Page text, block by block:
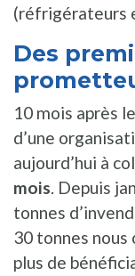
(réfrigérateurs
Des
10 mois après
d’une
aujourd’hui à
mois. Depuis
tonnes
30 tonnes nous
plus de